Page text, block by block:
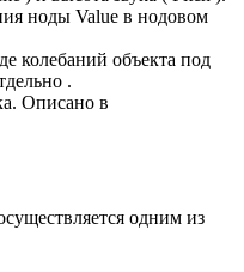
ноды Value в нодовом
колебаний объекта под
.
Описано в
одним из